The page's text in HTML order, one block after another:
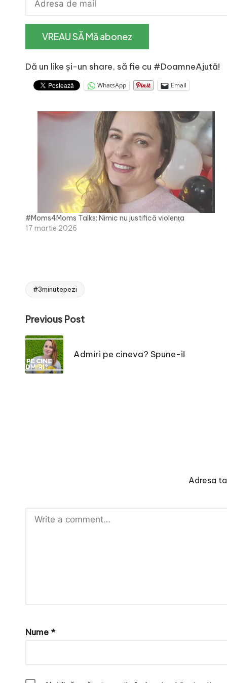
e
Dă un like și-un share, să fie cu #DoamneAjută!
WhatsApp Email
#Moms4Moms Talks: Nimic nu justifică violența
17 martie 2026
Tags:
#3minutepezi
Post
navigation
Previous Post
Admiri pe cineva? Spune-i!
Adresa
Nume *